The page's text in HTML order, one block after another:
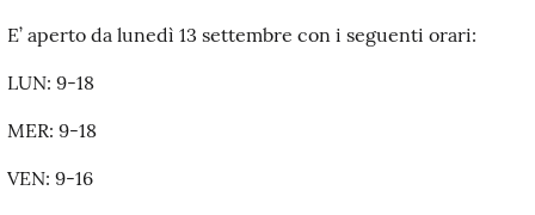
E’ aperto da lunedì 13 settembre con i seguenti orari:
LUN: 9-18
MER: 9-18
VEN: 9-16